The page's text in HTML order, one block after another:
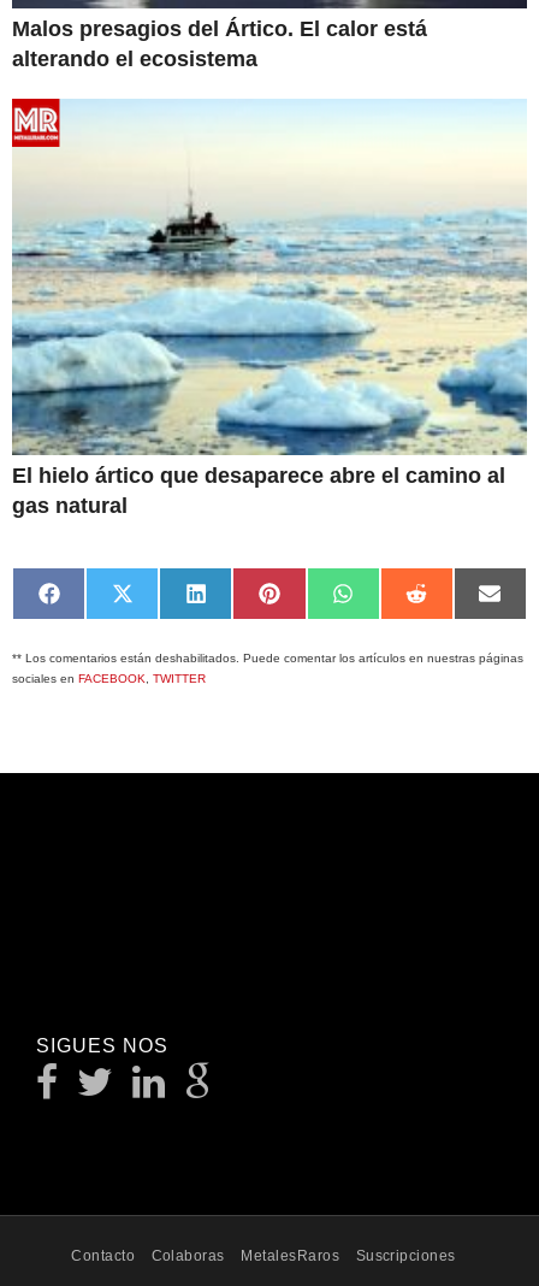
Malos presagios del Ártico. El calor está
alterando el ecosistema
El hielo ártico que desaparece abre el camino al
gas natural
Compartir
en
Facebook
Compartir
en
X
(Twitter)
Compartir
en
LinkedIn
Compartir
en
Pinterest
Compartir
en
WhatsApp
Compartir
en
Reddit
en
** Los comentarios están deshabilitados. Puede comentar los artículos en nuestras páginas
sociales en FACEBOOK TWITTER
SIGUES NOS
Contacto Colaboras MetalesRaros Suscripciones